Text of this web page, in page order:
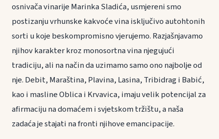
osnivača vinarije Marinka Sladića, usmjereni smo
postizanju vrhunske kakvoće vina isključivo autohtonih
sorti u koje beskompromisno vjerujemo. Razjašnjavamo
njihov karakter kroz monosortna vina njegujući
tradiciju, ali na način da uzimamo samo ono najbolje od
nje. Debit, Maraština, Plavina, Lasina, Tribidrag i Babić,
kao i masline Oblica i Krvavica, imaju velik potencijal za
afirmaciju na domaćem i svjetskom tržištu, a naša
zadaća je stajati na fronti njihove emancipacije.